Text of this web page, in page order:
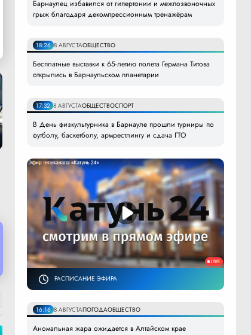
Барнаулец избавился от гипертонии и межпозвоночных
грыж благодаря декомпрессионным тренажёрам
18:26 8 АВГУСТАОБЩЕСТВО
Бесплатные выставки к 65-летию полета Германа Титова
открылись в Барнаульском планетарии
17:32 8 АВГУСТАОБЩЕСТВОСПОРТ
В День физкультурника в Барнауле прошли турниры по
футболу, баскетболу, армрестлингу и сдача ГТО
РАСПИСАНИЕ ЭФИРА
16:16 8 АВГУСТАПОГОДАОБЩЕСТВО
Аномальная жара ожидается в Алтайском крае